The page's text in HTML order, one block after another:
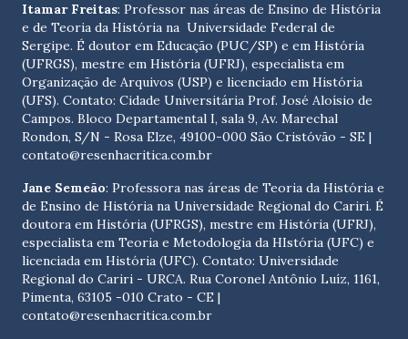
Itamar Freitas: Professor nas áreas de Ensino de História
e de Teoria da História na Universidade Federal de
Sergipe. É doutor em Educação (PUC/SP) e em História
(UFRGS), mestre em História (UFRJ), especialista em
Organização de Arquivos (USP) e licenciado em História
(UFS). Contato: Cidade Universitária Prof. José Aloísio de
Campos. Bloco Departamental I, sala 9, Av. Marechal
Rondon, S/N - Rosa Elze, 49100-000 São Cristóvão - SE |
contato@resenhacritica.com.br
Jane Semeão: Professora nas áreas de Teoria da História e
de Ensino de História na Universidade Regional do Cariri. É
doutora em História (UFRGS), mestre em História (UFRJ),
especialista em Teoria e Metodologia da HIstória (UFC) e
licenciada em História (UFC). Contato: Universidade
Regional do Cariri - URCA. Rua Coronel Antônio Luíz, 1161,
Pimenta, 63105 -010 Crato - CE |
contato@resenhacritica.com.br